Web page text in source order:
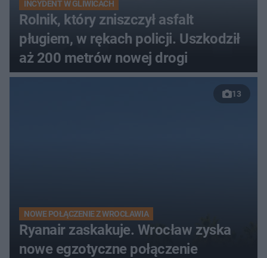
INCYDENT W GLIWICACH
Rolnik, który zniszczył asfalt
pługiem, w rękach policji. Uszkodził
aż 200 metrów nowej drogi
13
NOWE POŁĄCZENIE Z WROCŁAWIA
Ryanair zaskakuje. Wrocław zyska
nowe egzotyczne połączenie